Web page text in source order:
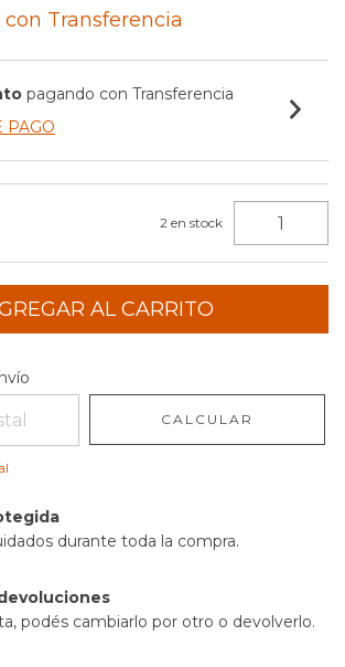
con Transferencia
pagando con Transferencia
PAGO
2 en stock
CALCULAR
durante toda la compra.
podés cambiarlo por otro o devolverlo.